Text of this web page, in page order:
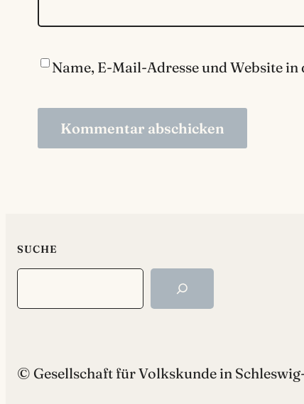
Name, E-Mail-Adresse und Website
SUCHE
© Gesellschaft für Volkskunde in